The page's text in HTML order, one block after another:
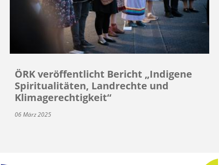
ÖRK veröffentlicht Bericht „Indigene
Spiritualitäten, Landrechte und
Klimagerechtigkeit“
06 März 2025